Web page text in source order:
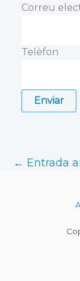
Correu
Telèfon
Enviar
← Entrada